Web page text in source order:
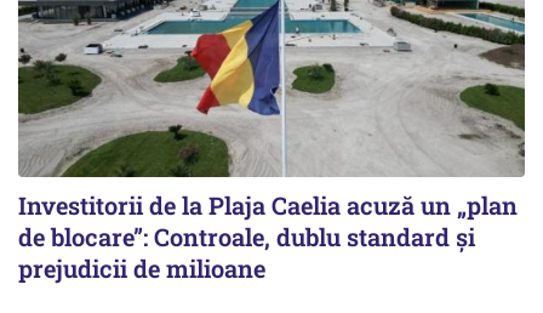
Investitorii de la Plaja Caelia acuză un „plan
de blocare”: Controale, dublu standard și
prejudicii de milioane